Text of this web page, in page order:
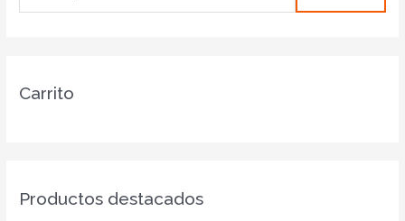
Carrito
Productos destacados